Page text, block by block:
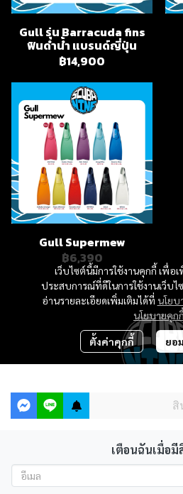
Gull รุ่น Barracuda fins
ฟินดำน้ำ แบรนด์ญี่ปุ่น
฿14,900
Gull Supermew
฿6,390
สิ
เตือนฉันเมื่อมี
เว็บไซต์นี้มีการใช้งานคุกกี้ เพื่
ประสบการณ์ที่ดีในการใช้งานเว็บ
อ่านรายละเอียดเพิ่มเติมได้ที่ นโยบ
นโยบายคุกกี้
ตั้งค่าคุกกี้ ยอ
Scubanine Shop at The Hub
Powered By